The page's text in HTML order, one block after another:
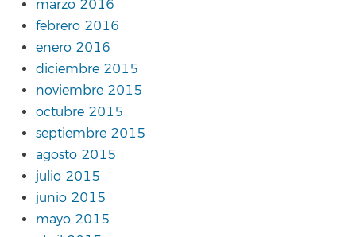
marzo 2016
febrero 2016
enero 2016
diciembre 2015
noviembre 2015
octubre 2015
septiembre 2015
agosto 2015
julio 2015
junio 2015
mayo 2015